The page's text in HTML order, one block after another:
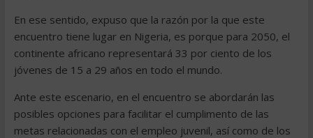
En ese sentido, expuso que la razón por la que este
encuentro tiene lugar en Nigeria, es porque para 2050, el
continente africano representará 33 por ciento de los
jóvenes de 15 a 29 años en todo el mundo.
Ante este escenario, en el encuentro se abordarán las
posibles opciones para facilitar el cumplimento de las
metas relacionadas con el empleo juvenil, así como de los